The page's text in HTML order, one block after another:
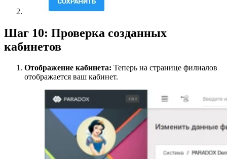
Шаг 10: Проверка созданных
кабинетов
Отображение кабинета: Теперь на странице филиалов
отображается ваш кабинет.